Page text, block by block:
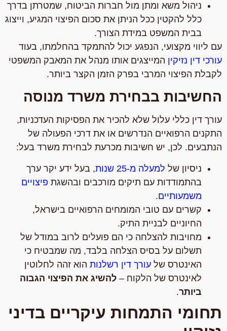
ניהול משא ומתן מול חברות הביטוח, שמטרתן בדרך
כלל להקטין ככל הניתן את סכום הפיצוי המגיע, וייצוג
בבית המשפט במידת הצורך.
עם ליווי מקצועי, הנפגע יכול להתמקד בהחלמתו, בעוד
עורכי דין נזיקיןהמייצגים אותו מנהל את המאבק המשפטי
לקבלת הפיצוי המרבי בפרק הזמן הקצר ביותר.
החשיבות בבחירת משרד מנוסה
עורך דין כללי עלול שלא להכיר את הפסיקות העדכניות,
התקנים הרפואיים הנדרשים או את דרכי הפעולה של
הנתבעים. לכן, יש חשיבות מכרעת לבחירת משרד בעל:
ניסיון של למעלה מ-25 שנות
, בעל ידע יקר ערך
בהתמודדות עם תיקים מורכבים ובהשגתפיצויים
משמעותיים.
קשרים עם טובי המומחים הרפואיים בישראל,
החיוניים לבניית התיק.
מחויבות להצלחה כי הם פועלים לרוב במודל של
תשלום על בסיס הצלחה בלבד, מה שמבטיח כי
האינטרס של עורך דין רשלנותהוא זהה לחלוטין
לאינטרס של הלקוח –להשיג את הפיצוי הגבוה
ביותר.
תחומי התמחות עיקריים בדיני